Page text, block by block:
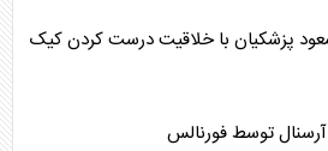
پزشکیان با خلاقیت درست کردن کیک
توسط فورنالس